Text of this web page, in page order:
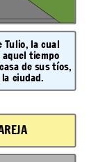
Tulio, la cual
tiempo
de sus tíos,
ciudad.